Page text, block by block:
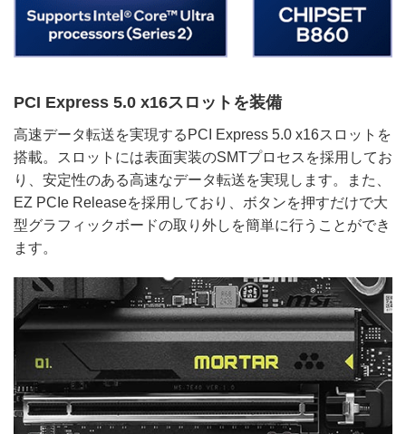
PCI Express 5.0 x16スロットを装備
高速データ転送を実現するPCI Express 5.0 x16スロットを
搭載。スロットには表面実装のSMTプロセスを採用してお
り、安定性のある高速なデータ転送を実現します。また、
EZ PCIe Releaseを採用しており、ボタンを押すだけで大
型グラフィックボードの取り外しを簡単に行うことができ
ます。